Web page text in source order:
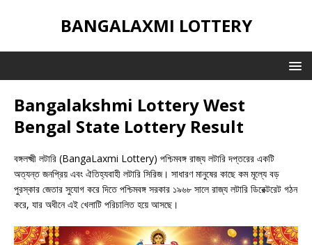
BANGALAXMI LOTTERY
Bangalakshmi Lottery West
Bengal State Lottery Result
বঙ্গলক্ষ্মী লটারি (BangaLaxmi Lottery) পশ্চিমবঙ্গ রাজ্য লটারি দপ্তরের একটি
অত্যন্ত জনপ্রিয় এবং ঐতিহ্যবাহী লটারি সিরিজ। সাধারণ মানুষের কাছে কম মূল্যে বড়
পুরস্কার জেতার সুযোগ করে দিতে পশ্চিমবঙ্গ সরকার ১৯৬৮ সালে রাজ্য লটারি ডিরেক্টরেট গঠন
করে, যার অধীনে এই খেলাটি পরিচালিত হয়ে আসছে।